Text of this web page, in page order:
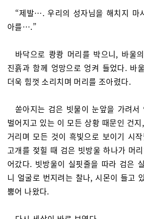
“제발…. 우리의 성자님을 해치지 마
아를….”
바닥으로 쾅쾅 머리를 박으니, 바울
진흙과 함께 엉망으로 엉켜 들었다. 바
더욱 힘껏 소리치며 머리를 조아렸다.
쏟아지는 검은 빗물이 눈앞을 가려서
벌어지고 있는 이 모든 상황 때문인 건
거리며 모든 것이 흑빛으로 보이기 시
고개를 젖힐 때 검은 빗방울 하나가 머
어갔다. 빗방울이 실핏줄을 따라 검은
니 얼굴로 번지려는 찰나, 시몬이 들고
뿜어 나왔다.